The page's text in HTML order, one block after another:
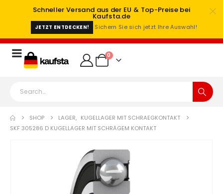
Schneller Versand aus der EU & Top-Preise bei
Kaufsta.de
JETZT ENTDECKEN! Sichern Sie sich jetzt Ihre Auswahl!
0
SHOP LAGER, KUGELLAGER MIT SCHRAEGKONTAKT
SKF 305286 D KUGELLAGER MIT SCHRÄGEM KONTAKT